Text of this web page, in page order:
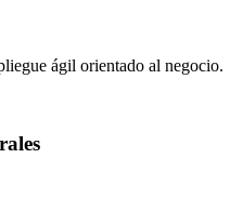
ágil orientado al negocio.